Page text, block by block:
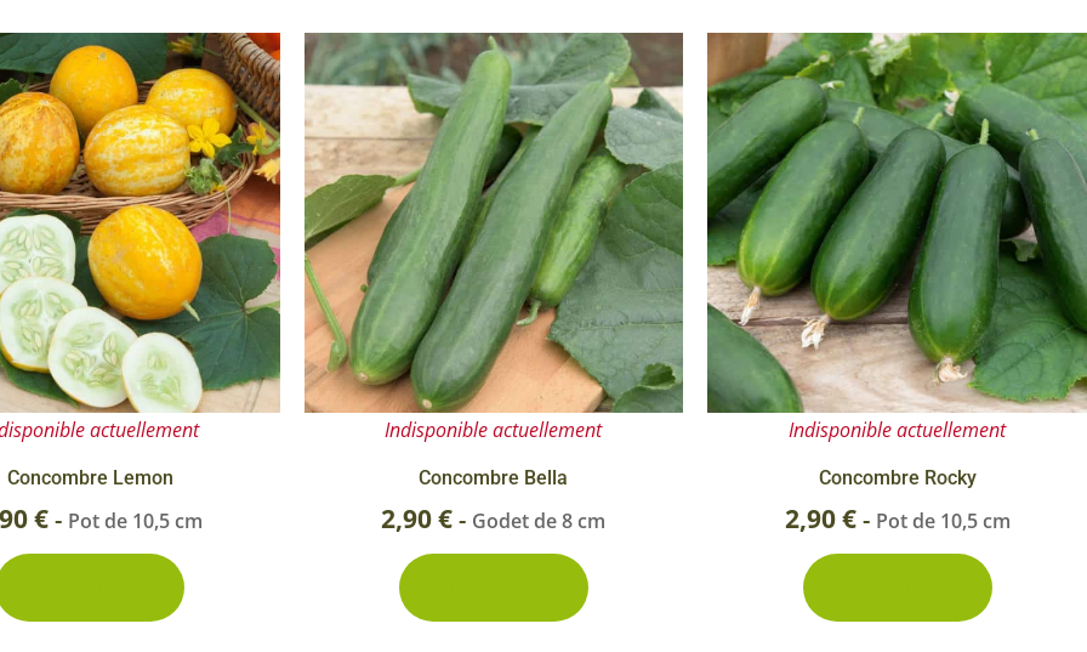
Rosiers parfumés
Rosiers grimpants
Semences & Graines Spéciales Fraîcheur
d’Antan
Bulbes de fleurs de A à Z
Bulbes du Potager
actuellement
Concombre Lemon
€- Pot de 10,5 cm
Indisponible actuellement
Concombre Bella
2,90€- Godet de 8 cm
Indisponible actuellement
Concombre Rocky
2,90€- Pot de 10,5 cm